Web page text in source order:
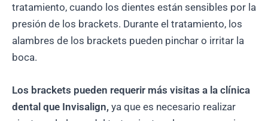
tratamiento, cuando los dientes están sensibles por la
presión de los brackets. Durante el tratamiento, los
alambres de los brackets pueden pinchar o irritar la
boca.
Los brackets pueden requerir más visitas a la clínica
dental que Invisalign, ya que es necesario realizar